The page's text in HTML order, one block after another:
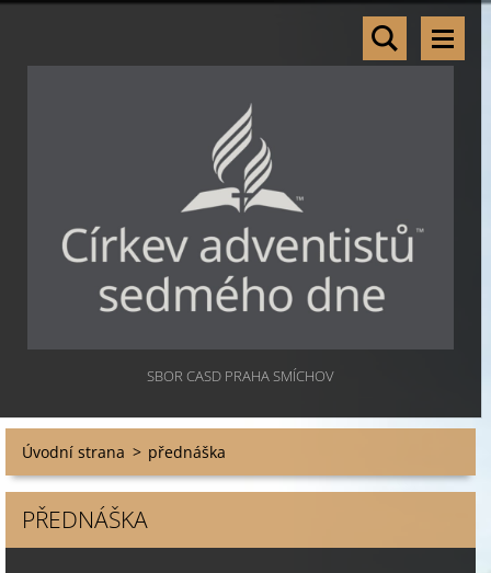
SBOR CASD PRAHA SMÍCHOV
Úvodní strana > přednáška
PŘEDNÁŠKA